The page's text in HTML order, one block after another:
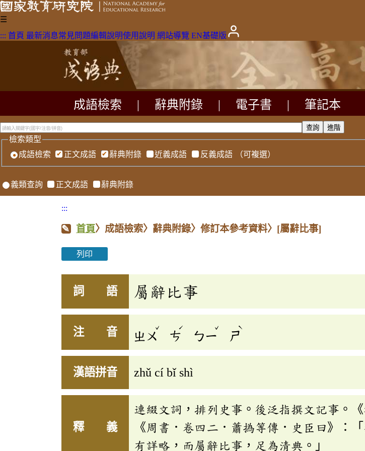
☰
::: 首頁 最新消息常見問題編輯說明使用說明 網站導覽 EN基礎版
成語檢索 辭典附錄 電子書 筆記本
檢索類型
成語檢索
正文成語 辭典附錄 近義成語 反義成語 （可複選）
義類查詢 正文成語 辭典附錄
:::
首頁〉成語檢索〉辭典附錄〉修訂本參考資料〉 [屬辭比事]
列印
詞 語 屬辭比事
注 音 ㄓㄨ
ˇ
ㄘ
ˊ
ㄅㄧ
ˇ
ㄕ
ˋ
漢語拼音 zhǔ cí bǐ shì
釋 義
連綴文詞，排列史事。後泛指撰文記事。
《周書．卷四二．蕭撝等傳．史臣曰》：
有詳略，而屬辭比事，足為清典。」